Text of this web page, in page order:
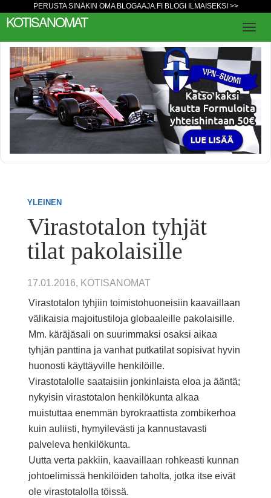
PERUSTA SINÄKIN OMA BLOGAAJA.FI BLOGI ILMAISEKSI >>
KOTISANOMAT
YLEINEN
Virastotalon tyhjät
tilat pakolaisille
17.01.2016, KOTISANOMAT
Virastotalon tyhjiin toimistohuoneisiin kaavaillaan
välikaisia majoitustiloja globaaleille pakolaisille.
Mm. käräjäsali on suurimmaksi osaksi aikaa
tyhjän panttina ja vanhat putkatilat sopisivat hyvin
huonosti käyttäyville henkilöille.
Virastotalolle saataisiin jonkinlaista eloa ja ääntä;
nykyisin virastotalon henkilökunta alkaa
muistuttaa enemmän byrokraattista zombikerhoa
kuin auliisti, hymyilevästi ja kannustavasti
palveleva henkilökunta.
Uutta verta pakkiin, kaavaillaan rohkeasti kunnan
johtoelimissä henkilöiden taholta, jotka itse eivät
ole virastotalolla töissä.